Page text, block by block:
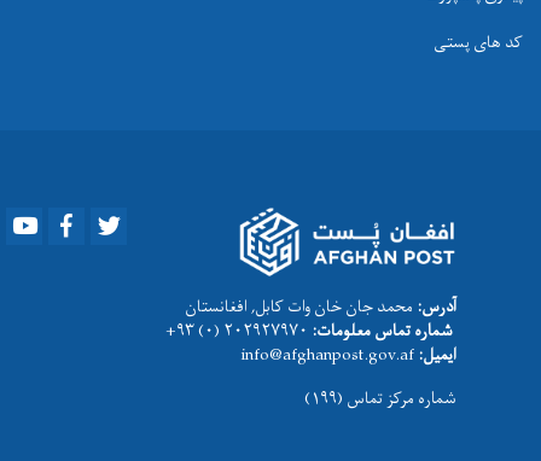
کد های پستی
Youtube Facebook
آدرس: محمد جان خان وات کابل, افغانستان
شماره تماس معلومات:
ایمیل:
شماره مرکز تماس (۱۹۹)